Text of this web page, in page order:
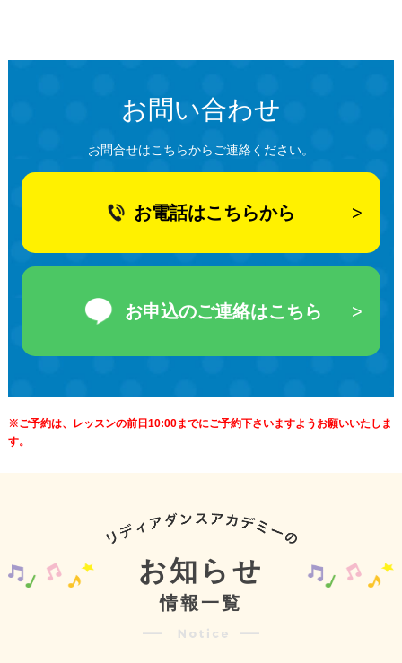
お問い合わせ
お問合せはこちらからご連絡ください。
お電話はこちらから
お申込のご連絡はこちら
※ご予約は、レッスンの前日10:00までにご予約下さいますようお願いいたしま
す。
お知らせ
情報一覧